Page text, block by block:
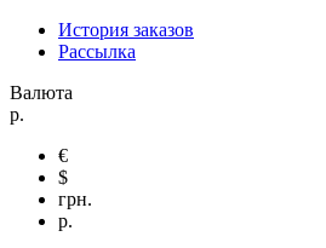
История заказов
Рассылка
Валюта
р.
€
$
грн.
р.